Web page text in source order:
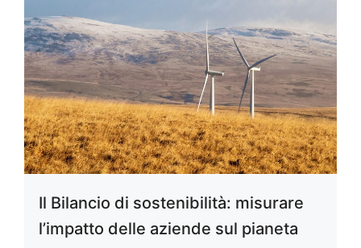
Il Bilancio di sostenibilità: misurare
l’impatto delle aziende sul pianeta